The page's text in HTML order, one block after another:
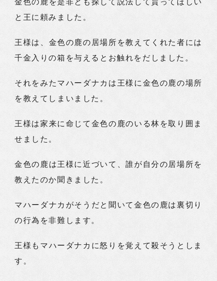
金色の鹿を是非とも探して説法して貰ってほしい
と王に頼みました。
王様は、金色の鹿の居場所を教えてくれた者には
千金入りの箱を与えるとお触れをだしました。
それをみたマハーダナカは王様に金色の鹿の場所
を教えてしまいました。
王様は家来に命じて金色の鹿のいる林を取り囲ま
せました。
金色の鹿は王様に近づいて、誰が自分の居場所を
教えたのか聞きました。
マハーダナカがそうだと聞いて金色の鹿は裏切り
の行為を非難します。
王様もマハーダナカに怒りを覚えて殺そうとしま
す。